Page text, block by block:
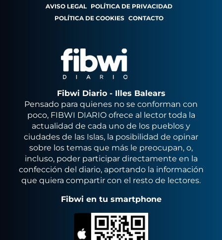
AVISO LEGAL POLÍTICA DE PRIVACIDAD
POLÍTICA DE COOKIES CONTACTO
Fibwi Diario - Illes Balears
Pensado para quienes no se conforman con
poco, FIBWI DIARIO ofrece al lector toda la
actualidad de cada uno de los pueblos y
ciudades de las Islas, la posibilidad de opinar
sobre los temas que más le preocupan, o,
incluso, poder participar directamente en la
confección del diario, aportando la información
que quiera compartir con el resto de lectores.
Fibwi en tu smartphone